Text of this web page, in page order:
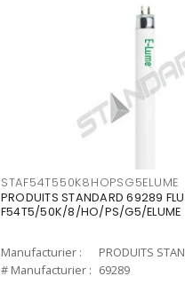
STAF54T550K8HOPSG5ELUME
PRODUITS STANDARD 69289
F54T5/50K/8/HO/PS/G5/ELUME
Manufacturier :
PRODUITS
# Manufacturier : 69289